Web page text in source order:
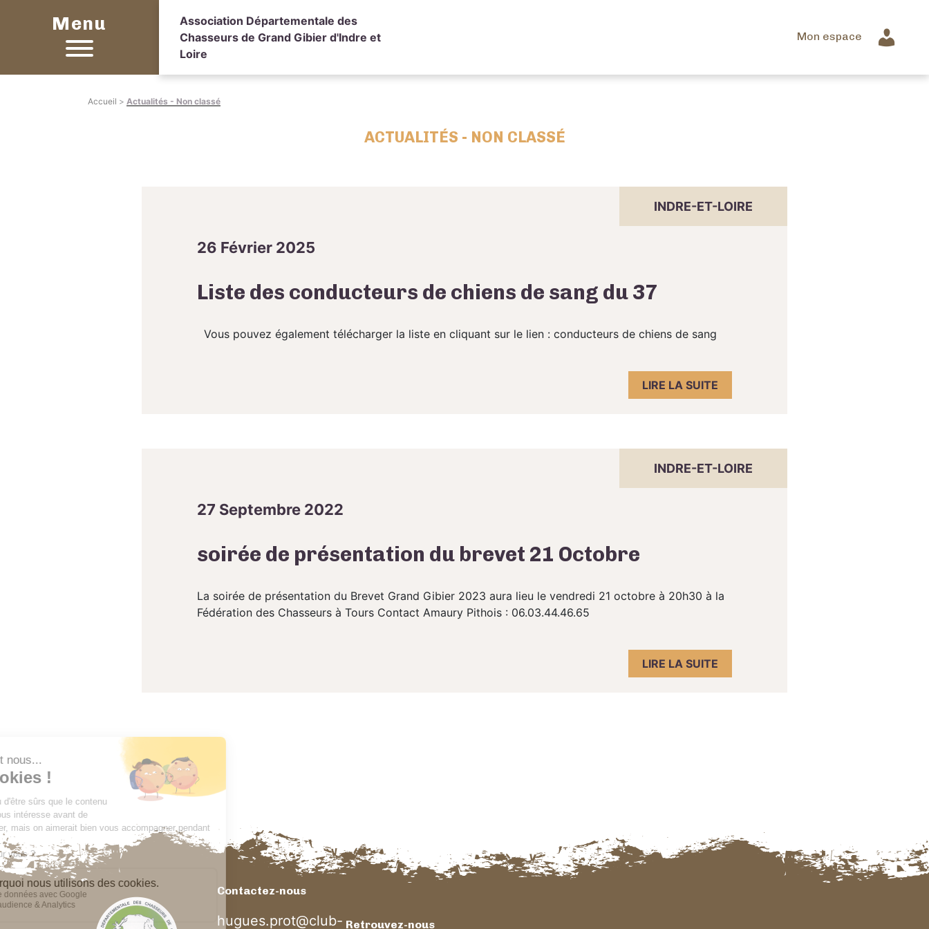
Menu
Association Départementale des
Chasseurs de Grand Gibier d'Indre et
Loire
Mon espace
Accueil > Actualités - Non classé
ACTUALITÉS - NON CLASSÉ
INDRE-ET-LOIRE
26 Février 2025
Liste des conducteurs de chiens de sang du 37
Vous pouvez également télécharger la liste en cliquant sur le lien : conducteurs de chiens de sang
LIRE LA SUITE
INDRE-ET-LOIRE
27 Septembre 2022
soirée de présentation du brevet 21 Octobre
La soirée de présentation du Brevet Grand Gibier 2023 aura lieu le vendredi 21 octobre à 20h30 à la
Fédération des Chasseurs à Tours Contact Amaury Pithois : 06.03.44.46.65
LIRE LA SUITE
Contactez-nous
hugues.prot@club- Retrouvez-nous